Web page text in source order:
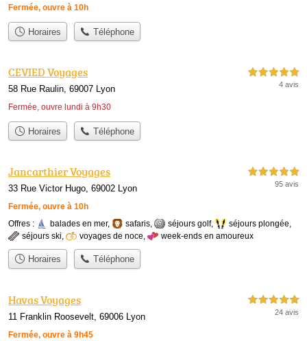
Fermée, ouvre à 10h
Horaires Téléphone
CEVIED Voyages
58 Rue Raulin, 69007 Lyon
Fermée, ouvre lundi à 9h30
5,0 étoiles sur 5
4 avis
Horaires Téléphone
Jancarthier Voyages
33 Rue Victor Hugo, 69002 Lyon
Fermée, ouvre à 10h
5,0 étoiles sur 5
95 avis
Offres : balades en mer, safaris, séjours golf, séjours plongée,
séjours ski, voyages de noce, week-ends en amoureux
Horaires Téléphone
Havas Voyages
11 Franklin Roosevelt, 69006 Lyon
Fermée, ouvre à 9h45
5,0 étoiles sur 5
24 avis